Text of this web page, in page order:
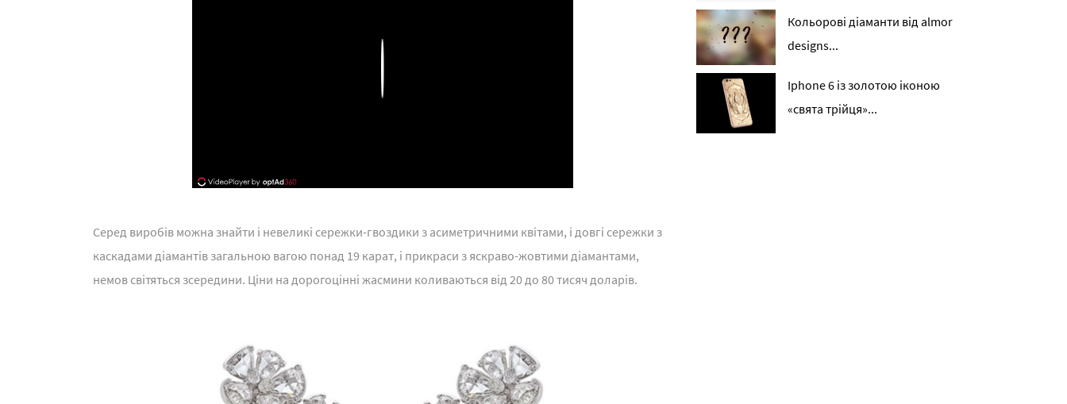
Серед виробів можна знайти і невеликі сережки-гвоздики з асиметричними квітами, і довгі сережки з
каскадами діамантів загальною вагою понад 19 карат, і прикраси з яскраво-жовтими діамантами,
немов світяться зсередини. Ціни на дорогоцінні жасмини коливаються від 20 до 80 тисяч доларів.
Кольорові діаманти від almor
designs...
Iphone 6 із золотою іконою
«свята трійця»...